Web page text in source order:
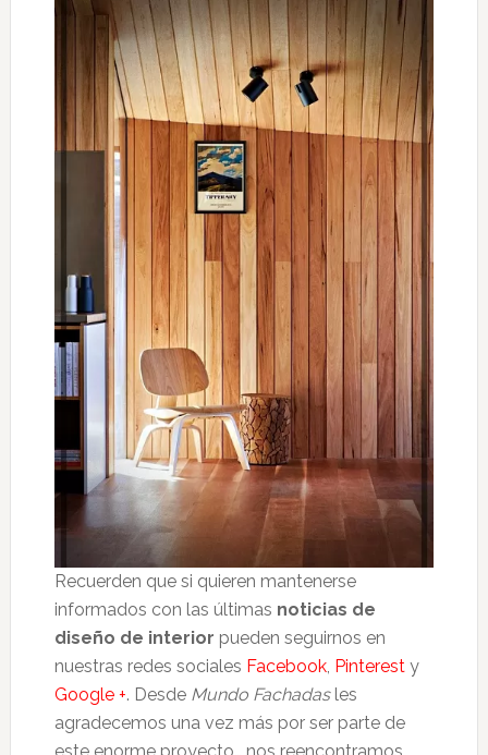
Recuerden que si quieren mantenerse
informados con las últimas noticias de
diseño de interior pueden seguirnos en
nuestras redes sociales Facebook, Pinterest y
Google +. Desde Mundo Fachadasles
agradecemos una vez más por ser parte de